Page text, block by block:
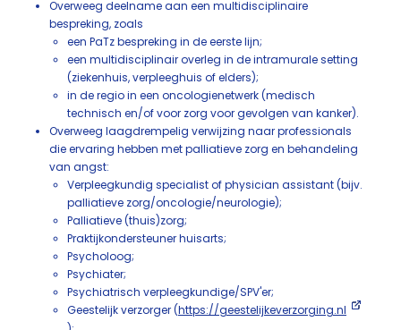
Overweeg deelname aan een multidisciplinaire
bespreking, zoals
een PaTz bespreking in de eerste lijn;
een multidisciplinair overleg in de intramurale setting
(ziekenhuis, verpleeghuis of elders);
in de regio in een oncologienetwerk (medisch
technisch en/of voor zorg voor gevolgen van kanker).
Overweeg laagdrempelig verwijzing naar professionals
die ervaring hebben met palliatieve zorg en behandeling
van angst:
Verpleegkundig specialist of physician assistant (bijv.
palliatieve zorg/oncologie/neurologie);
Palliatieve (thuis)zorg;
Praktijkondersteuner huisarts;
Psycholoog;
Psychiater;
Psychiatrisch verpleegkundige/SPV'er;
Geestelijk verzorger (https://geestelijkeverzorging.nl